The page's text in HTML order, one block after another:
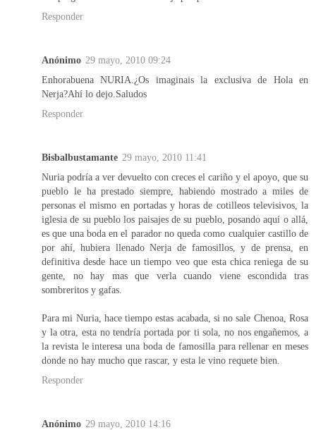
Responder
Anónimo 29 mayo, 2010 09:24
Enhorabuena NURIA.¿Os imaginais la exclusiva de Hola en
Nerja?Ahí lo dejo.Saludos
Responder
Bisbalbustamante 29 mayo, 2010 11:41
Nuria podría a ver devuelto con creces el cariño y el apoyo, que su
pueblo le ha prestado siempre, habiendo mostrado a miles de
personas el mismo en portadas y horas de cotilleos televisivos, la
iglesia de su pueblo los paisajes de su pueblo, posando aquí o allá,
es que una boda en el parador no queda como cualquier castillo de
por ahí, hubiera llenado Nerja de famosillos, y de prensa, en
definitiva desde hace un tiempo veo que esta chica reniega de su
gente, no hay mas que verla cuando viene escondida tras
sombreritos y gafas.
Para mi Nuria, hace tiempo estas acabada, si no sale Chenoa, Rosa
y la otra, esta no tendría portada por ti sola, no nos engañemos, a
la revista le interesa una boda de famosilla para rellenar en meses
donde no hay mucho que rascar, y esta le vino requete bien.
Responder
Anónimo 29 mayo, 2010 14:16